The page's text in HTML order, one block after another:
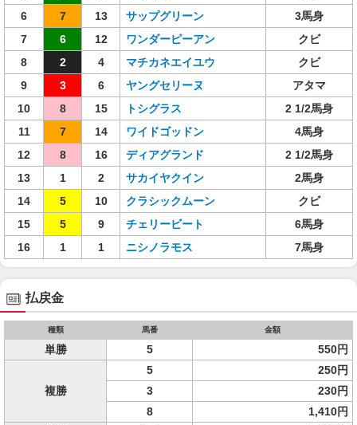
6
7 13 サップグリーン
3馬身
7
6 12 ワンダーピーアン
クビ
8
2 4 マチカネエイユウ
クビ
9
3 6 ヤングセリーヌ
アタマ
10
8 15 トシグラス
2 1/2馬身
11
7 14 ワイドゴッドン
4馬身
12
8 16 ディアグランド
2 1/2馬身
13
1 2 サカイヤクイン
2馬身
14
5 10 クラシックムーン
クビ
15
5 9 チェリービート
6馬身
16
1 1 ニシノラモス 7馬身
払戻金
種類 馬番 金額
単勝 5 550円
複勝
5
250円
3
230円
8
1,410円